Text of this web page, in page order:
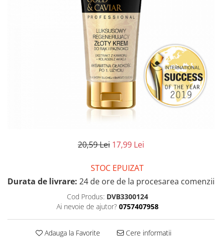
20,59 Lei 17,99 Lei
STOC EPUIZAT
Durata de livrare: 24 de ore de la procesarea comenzii
Cod Produs: DVB3300124
Ai nevoie de ajutor? 0757407958
Adauga la Favorite Cere informatii